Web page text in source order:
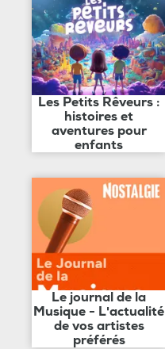
Les Petits Rêveurs :
histoires et
aventures pour
enfants
Le journal de la
Musique - L'actualité
de vos artistes
préférés